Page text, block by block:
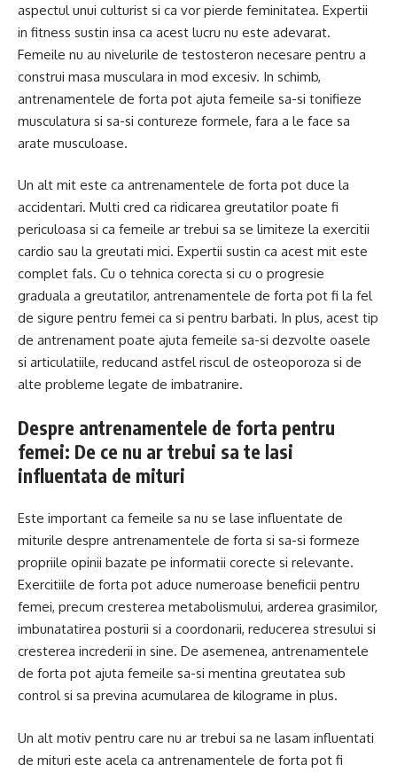
aspectul unui culturist si ca vor pierde feminitatea. Expertii
in fitness sustin insa ca acest lucru nu este adevarat.
Femeile nu au nivelurile de testosteron necesare pentru a
construi masa musculara in mod excesiv. In schimb,
antrenamentele de forta pot ajuta femeile sa-si tonifieze
musculatura si sa-si contureze formele, fara a le face sa
arate musculoase.
Un alt mit este ca antrenamentele de forta pot duce la
accidentari. Multi cred ca ridicarea greutatilor poate fi
periculoasa si ca femeile ar trebui sa se limiteze la exercitii
cardio sau la greutati mici. Expertii sustin ca acest mit este
complet fals. Cu o tehnica corecta si cu o progresie
graduala a greutatilor, antrenamentele de forta pot fi la fel
de sigure pentru femei ca si pentru barbati. In plus, acest tip
de antrenament poate ajuta femeile sa-si dezvolte oasele
si articulatiile, reducand astfel riscul de osteoporoza si de
alte probleme legate de imbatranire.
Despre antrenamentele de forta pentru
femei: De ce nu ar trebui sa te lasi
influentata de mituri
Este important ca femeile sa nu se lase influentate de
miturile despre antrenamentele de forta si sa-si formeze
propriile opinii bazate pe informatii corecte si relevante.
Exercitiile de forta pot aduce numeroase beneficii pentru
femei, precum cresterea metabolismului, arderea grasimilor,
imbunatatirea posturii si a coordonarii, reducerea stresului si
cresterea increderii in sine. De asemenea, antrenamentele
de forta pot ajuta femeile sa-si mentina greutatea sub
control si sa previna acumularea de kilograme in plus.
Un alt motiv pentru care nu ar trebui sa ne lasam influentati
de mituri este acela ca antrenamentele de forta pot fi